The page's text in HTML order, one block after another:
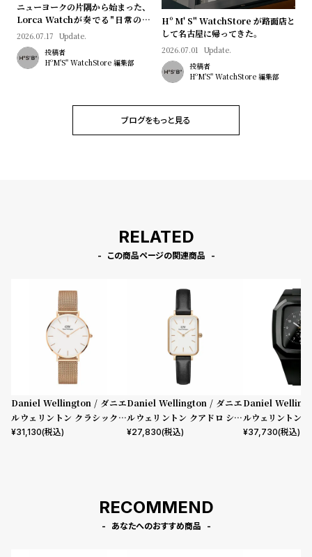
問
せ
ニューヨークの片隅から始まった、
Lorca Watchが奏でる"日常のロ
マン"｜Brand Picks #08
2026.07.17 Update.
投稿者
HºM'S" WatchStore 編集部
Hº M' S" WatchStore が路面店と
して名古屋に帰ってきた。
2026.07.01 Update.
投稿者
HºM'S" WatchStore 編集部
ブログをもっと見る
RELATED
この商品ページの関連商品
Daniel Wellington / ダニエ
ルウェリントン クラシックペ
ティット メルローズ ローズゴ
¥31,130(税込)
Daniel Wellington / ダニエ
ルウェリントン クアドロ シェ
フィールド ローズゴールド/ホ
¥27,830(税込)
Daniel
ルウェリントン
mm Apple
¥37,730(税込)
RECOMMEND
あなたへのおすすめ商品